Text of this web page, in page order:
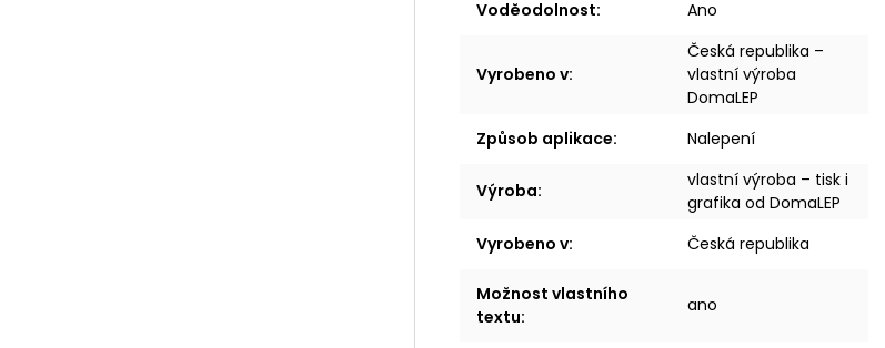
Voděodolnost: Ano
Vyrobeno v:
Česká republika –
vlastní výroba
DomaLEP
Způsob aplikace: Nalepení
Výroba:
vlastní výroba – tisk i
grafika od DomaLEP
Vyrobeno v: Česká republika
Možnost vlastního
textu:
ano